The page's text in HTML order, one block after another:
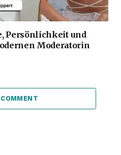
Persönlichkeit und
Moderatorin